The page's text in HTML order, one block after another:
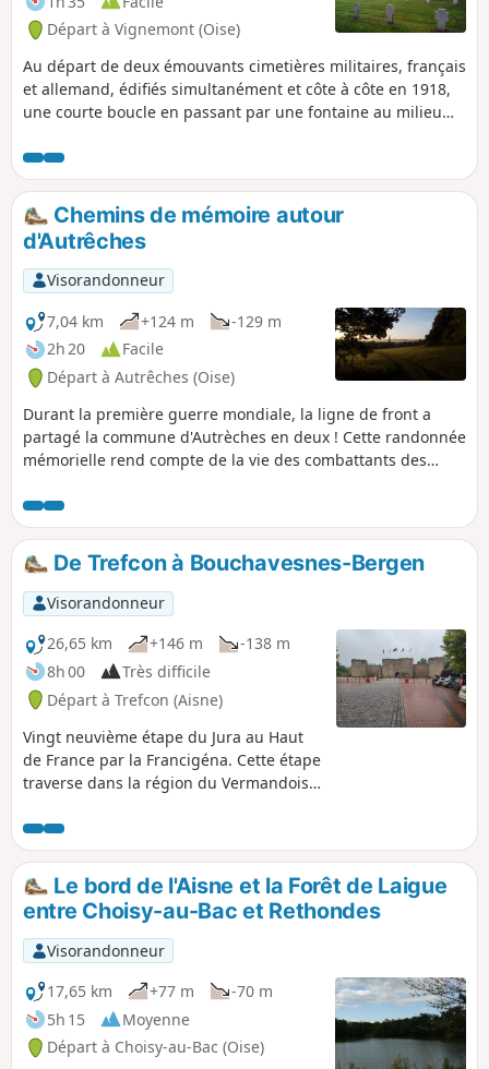
Départ à Vignemont (Oise)
Au départ de deux émouvants cimetières militaires, français
et allemand, édifiés simultanément et côte à côte en 1918,
une courte boucle en passant par une fontaine au milieu
Chemins de mémoire autour
d'Autrêches
Visorandonneur
7,04 km
+124 m
-129 m
2h 20
Facile
Départ à Autrêches (Oise)
Durant la première guerre mondiale, la ligne de front a
partagé la commune d'Autrèches en deux ! Cette randonnée
mémorielle rend compte de la vie des combattants des
quatre dures années.
De Trefcon à Bouchavesnes-Bergen
Visorandonneur
26,65 km
+146 m
-138 m
8h 00
Très difficile
Départ à Trefcon (Aisne)
Vingt neuvième étape du Jura au Haut
de France par la Francigéna. Cette étape
traverse dans la région du Vermandois,
Somme et de l’Aisne, avec un paysage
très agricole, ponctué de petits plans
d’eau aux abords de rivières. À Peronne,
vous quittez la vallée vallonnée de la
Somme pour traverser la plaine d’Artois
au relief relativement plat. La campagne
environnante a souffert des conflits qui
faisaient rage lors de la Première
Guerre mondiale. Les nombreux
cimetières militaires sont là pour en
témoigner.
Le bord de l'Aisne et la Forêt de Laigue
entre Choisy-au-Bac et Rethondes
Visorandonneur
17,65 km
+77 m
-70 m
5h 15
Moyenne
Départ à Choisy-au-Bac (Oise)